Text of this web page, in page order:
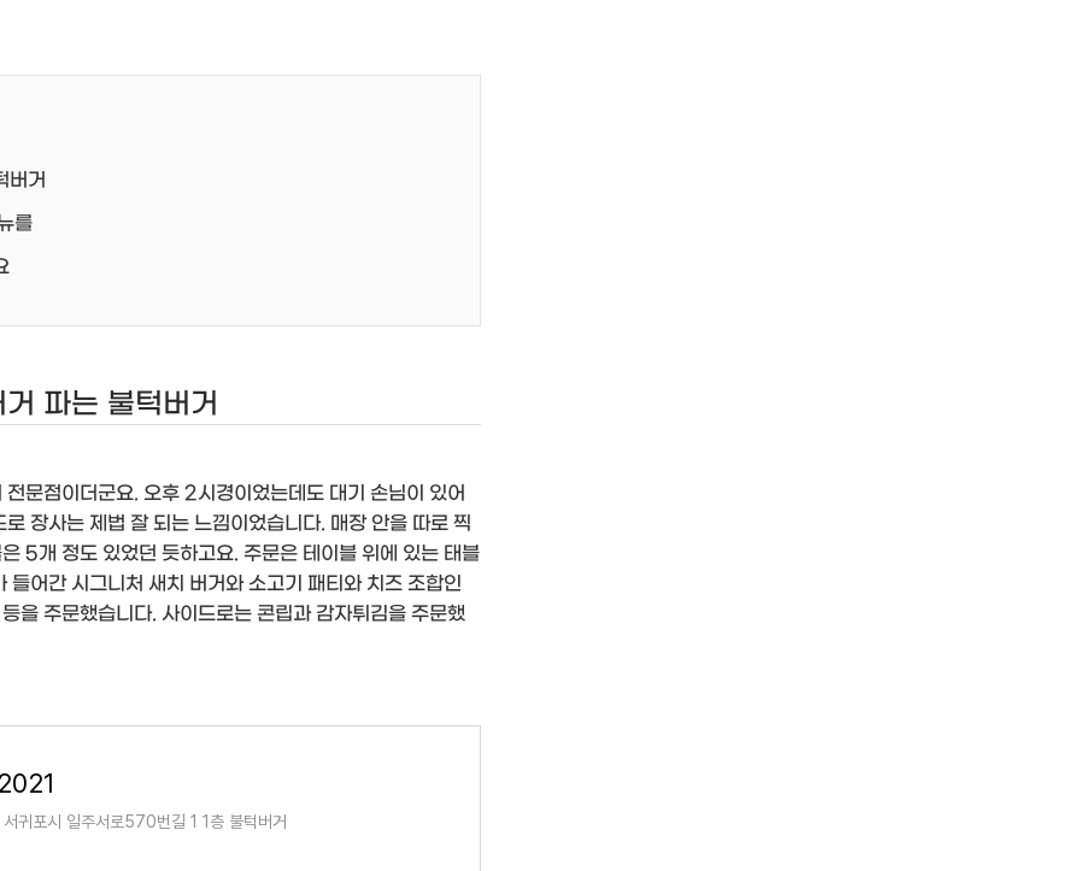
버거
를
파는 불턱버거
문점이더군요. 오후 2시경이었는데도 대기 손님이 있어
장사는 제법 잘 되는 느낌이었습니다. 매장 안을 따로 찍
5개 정도 있었던 듯하고요. 주문은 테이블 위에 있는 태블
어간 시그니처 새치 버거와 소고기 패티와 치즈 조합인
을 주문했습니다. 사이드로는 콘립과 감자튀김을 주문했
귀포시 일주서로570번길 1 1층 불턱버거